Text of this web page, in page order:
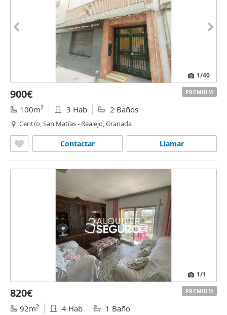
1/40
900€
100m2 3 Hab 2 Baños
Centro, San Matías - Realejo, Granada
Llamar
Contactar
PREMIUM
1/1
820€
92m2 4 Hab 1 Baño
PREMIUM